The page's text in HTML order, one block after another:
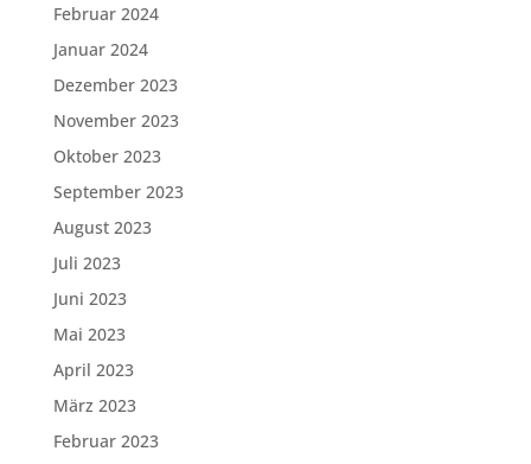
Februar 2024
Januar 2024
Dezember 2023
November 2023
Oktober 2023
September 2023
August 2023
Juli 2023
Juni 2023
Mai 2023
April 2023
März 2023
Februar 2023